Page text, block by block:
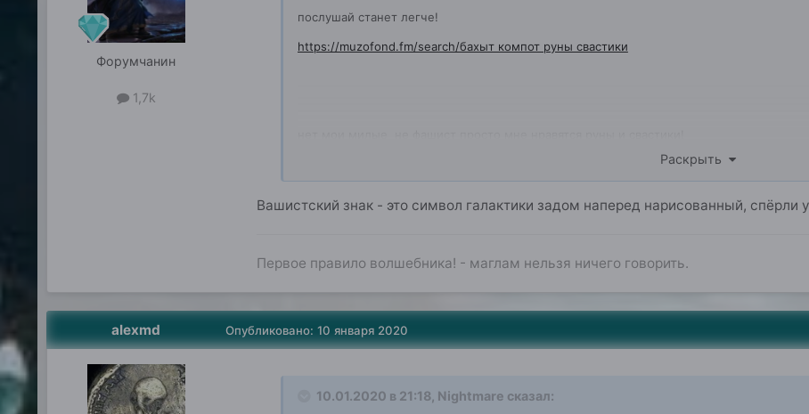
Форумчанин
1,7k
послушай станет легче!
https://muzofond.fm/search/бахыт компот руны свастики
Раскрыть
Вашистский знак - это символ галактики задом наперед нарисованный, спёрли
Первое правило волшебника! - маглам нельзя ничего говорить.
alexmd Опубликовано: 10 января 2020
10.01.2020 в 21:18, Nightmare сказал: